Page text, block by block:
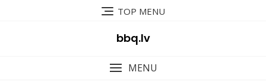
TOP MENU
bbq.lv
MENU